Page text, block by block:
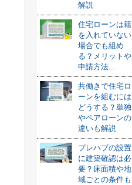
解説
住宅ローンは籍
を入れていない
場合でも組め
る？メリットや
申請方法...
共働きで住宅ロ
ーンを組むには
どうする？単独
やペアローンの
違いも解説
プレハブの設置
に建築確認は必
要？床面積や地
域ごとの条件も